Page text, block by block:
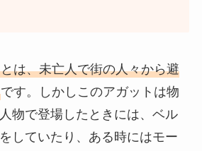
は、未亡人で街の人々から避
です。しかしこのアガットは物
物で登場したときには、ベル
していたり、ある時にはモー